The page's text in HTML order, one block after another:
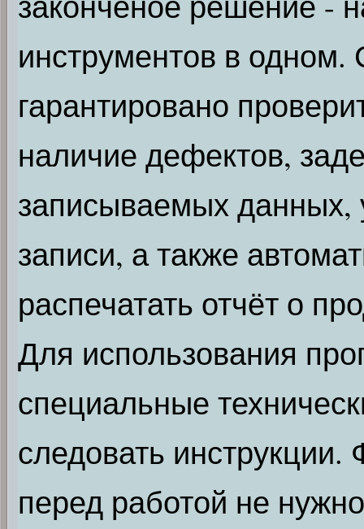
инструментов в
гарантировано
наличие дефектов,
записываемых данных,
записи, а также
распечатать отчёт о
Для использования
специальные
следовать
перед работой не